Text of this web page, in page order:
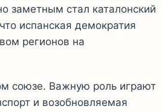
заметным стал каталонский
испанская демократия
регионов на
союзе. Важную роль играют
и возобновляемая